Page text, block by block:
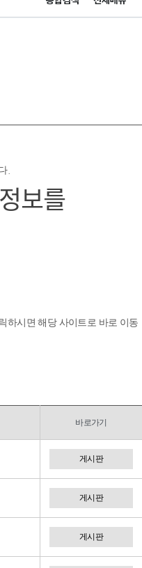
.
보를
하시면 해당 사이트로 바로 이동
바로가기
게시판
게시판
게시판